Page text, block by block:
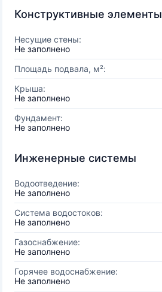
Конструктивные элементы
Несущие стены:
Не заполнено
Площадь подвала, м²:
Крыша:
Не заполнено
Фундамент:
Не заполнено
Инженерные системы
Водоотведение:
Не заполнено
Система водостоков:
Не заполнено
Газоснабжение:
Не заполнено
Горячее водоснабжение:
Не заполнено